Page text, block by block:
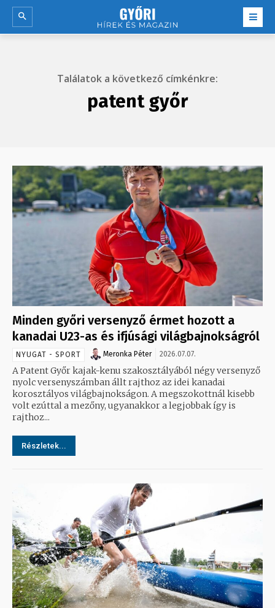
Találatok a következő címkénkre:
patent győr
Minden győri versenyző érmet hozott a
kanadai U23-as és ifjúsági világbajnokságról
NYUGAT - SPORT Meronka Péter 2026.07.07.
A Patent Győr kajak-kenu szakosztályából négy versenyző
nyolc versenyszámban állt rajthoz az idei kanadai
korosztályos világbajnokságon. A megszokottnál kisebb
volt ezúttal a mezőny, ugyanakkor a legjobbak így is
rajthoz...
Részletek...